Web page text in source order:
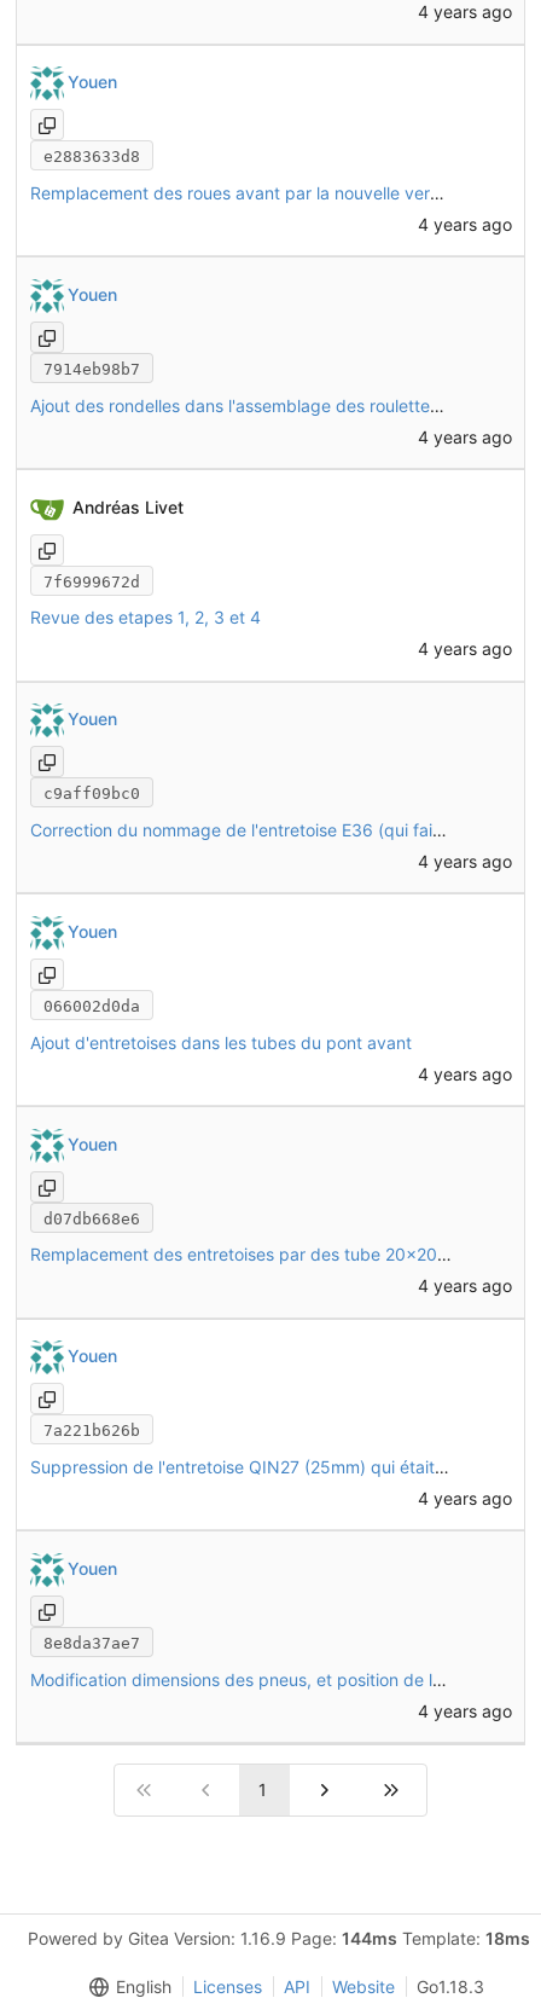
4 years ago
Youen
e2883633d8
Remplacement des roues avant par la nouvelle version. Suite à des mesures plus précises, modification de CHO47.
4 years ago
Youen
7914eb98b7
Ajout des rondelles dans l'assemblage des roulettes de stabilisation (tubes décalés de 1mm)
4 years ago
Andréas Livet
7f6999672d
Revue des etapes 1, 2, 3 et 4
4 years ago
Youen
c9aff09bc0
Correction du nommage de l'entretoise E36 (qui fait 36mm et pas 26mm)
4 years ago
Youen
066002d0da
Ajout d'entretoises dans les tubes du pont avant
4 years ago
Youen
d07db668e6
Remplacement des entretoises par des tube 20x20x2mm coupés à la bonne longueur
4 years ago
Youen
7a221b626b
Suppression de l'entretoise QIN27 (25mm) qui était en un seul exemplaire et pas indispensable
4 years ago
Youen
8e8da37ae7
Modification dimensions des pneus, et position de la jante sur les roues avant
4 years ago
1
Powered by Gitea Version: 1.16.9 Page: 144ms Template: 18ms
English Licenses API Website Go1.18.3